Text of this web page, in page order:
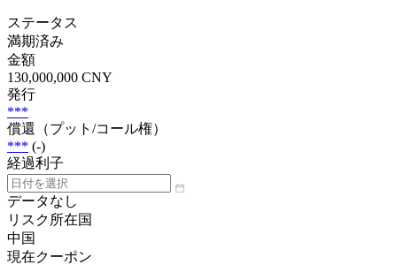
ステータス
満期済み
金額
130,000,000 CNY
発行
***
償還（プット/コール権）
*** (-)
経過利子
データなし
リスク所在国
中国
現在クーポン